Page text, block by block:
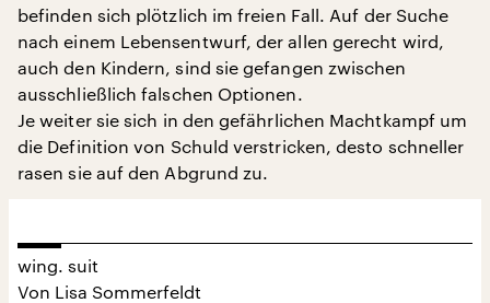
befinden sich plötzlich im freien Fall. Auf der Suche
nach einem Lebensentwurf, der allen gerecht wird,
auch den Kindern, sind sie gefangen zwischen
ausschließlich falschen Optionen.
Je weiter sie sich in den gefährlichen Machtkampf um
die Definition von Schuld verstricken, desto schneller
rasen sie auf den Abgrund zu.
wing. suit
Von Lisa Sommerfeldt